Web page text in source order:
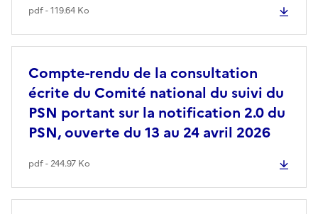
pdf - 119.64 Ko
Compte-rendu de la consultation
écrite du Comité national du suivi du
PSN portant sur la notification 2.0 du
PSN, ouverte du 13 au 24 avril 2026
pdf - 244.97 Ko